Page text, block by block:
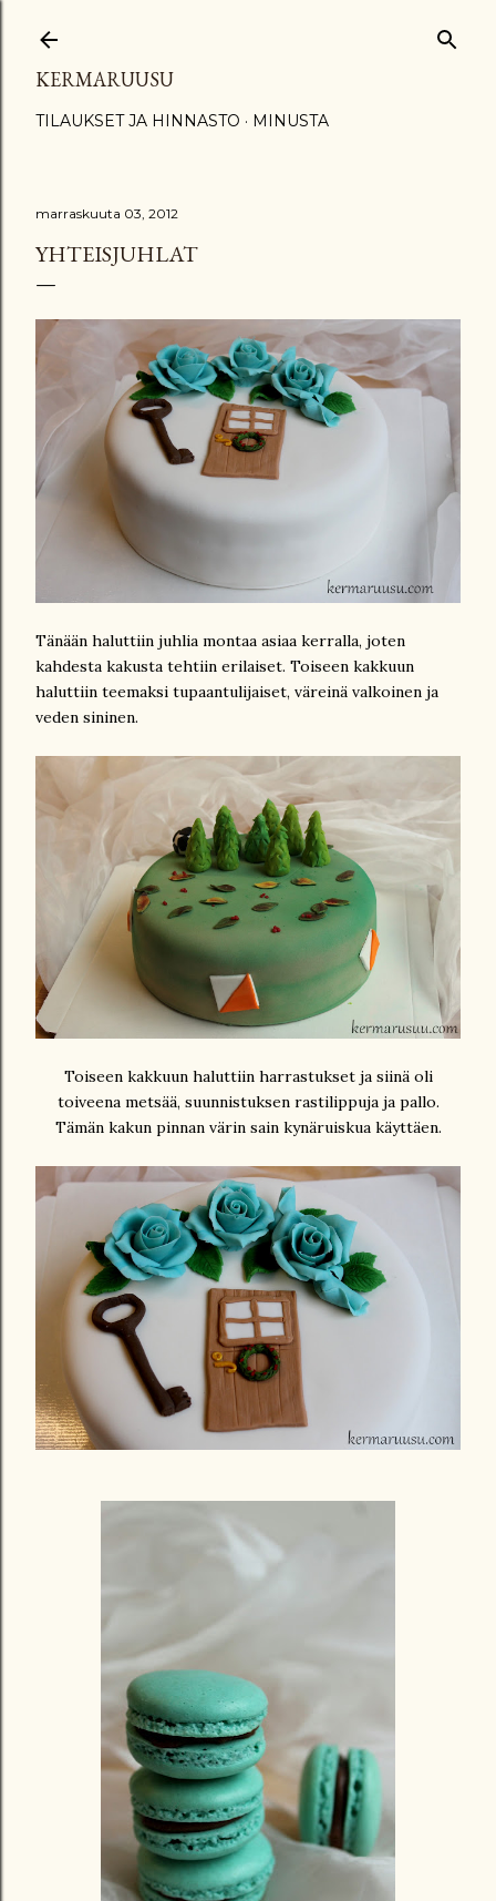
KERMARUUSU
TILAUKSET JA HINNASTO MINUSTA
marraskuuta 03, 2012
YHTEISJUHLAT
Tänään haluttiin juhlia montaa asiaa kerralla, joten
kahdesta kakusta tehtiin erilaiset. Toiseen kakkuun
haluttiin teemaksi tupaantulijaiset, väreinä valkoinen ja
veden sininen.
Toiseen kakkuun haluttiin harrastukset ja siinä oli
toiveena metsää, suunnistuksen rastilippuja ja pallo.
Tämän kakun pinnan värin sain kynäruiskua käyttäen.